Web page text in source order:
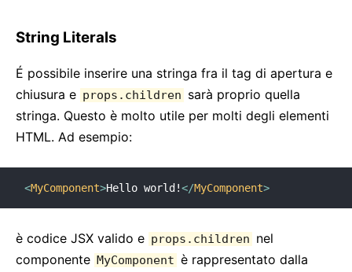
String Literals
É possibile inserire una stringa fra il tag di apertura e
chiusura e props.children sarà proprio quella
stringa. Questo è molto utile per molti degli elementi
HTML. Ad esempio:
<MyComponent>Hello world!</MyComponent>
è codice JSX valido e props.children nel
componente MyComponent è rappresentato dalla